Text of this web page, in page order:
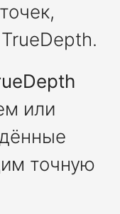
или
точную